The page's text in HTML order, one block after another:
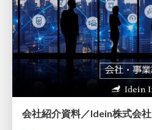
会社紹介資料／Idein株式会社